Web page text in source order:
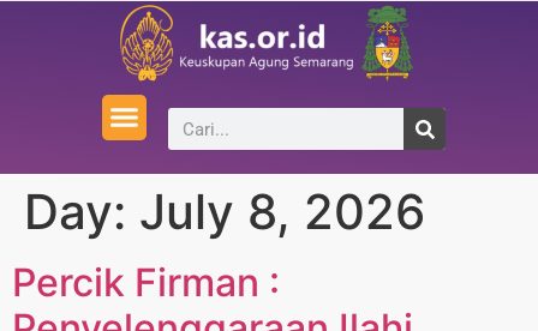
Day: July 8, 2026
Percik Firman :